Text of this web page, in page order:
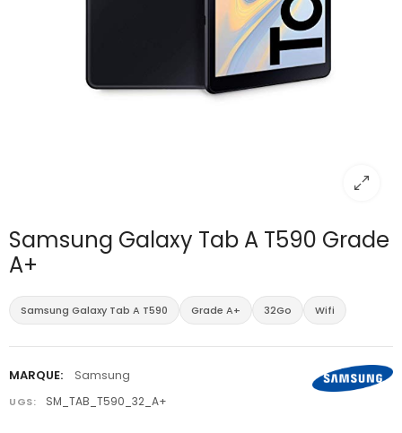
Samsung Galaxy Tab A T590 Grade
A+
Samsung Galaxy Tab A T590 Grade A+ 32Go Wifi
MARQUE: Samsung
UGS: SM_TAB_T590_32_A+